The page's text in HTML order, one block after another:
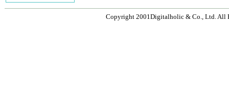
Copyright 2001Digitalholic & Co., Ltd. All